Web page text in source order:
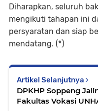
Diharapkan, seluruh
mengikuti tahapan ini
persyaratan dan siap
mendatang. (*)
Artikel Selanjutnya
DPKHP Soppeng
Fakultas Vokasi